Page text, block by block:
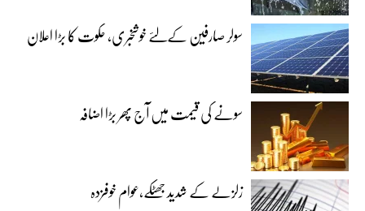
سولر صارفین کےلئے خوشخبری، حکوت کا بڑا اعلان
سونے کی قیمت میں آج پھر بڑا اضافہ
زلزلے کے شدید جھٹکے،عوام خوفزدہ